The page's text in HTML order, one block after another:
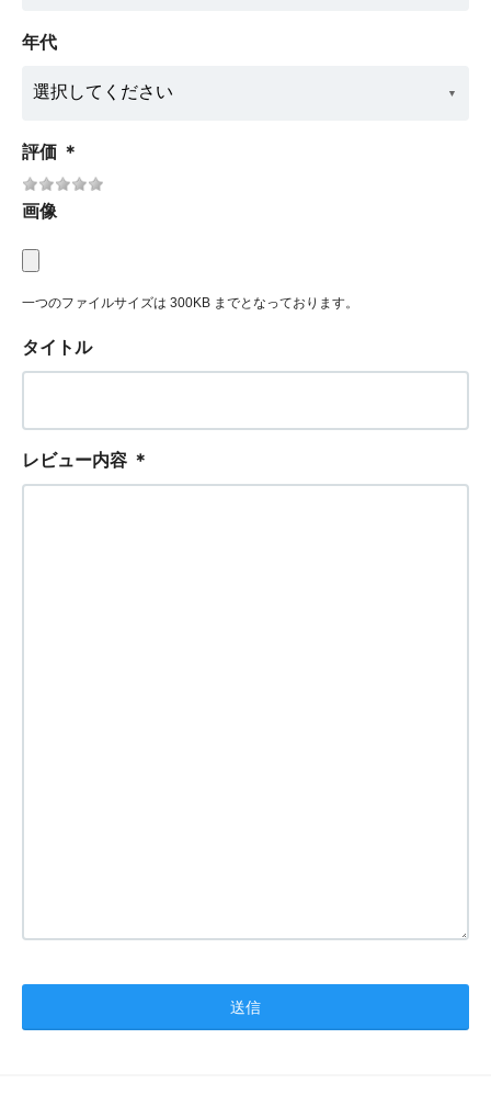
年代
評価 ＊
画像
一つのファイルサイズは 300KB までとなっております。
タイトル
レビュー内容 ＊